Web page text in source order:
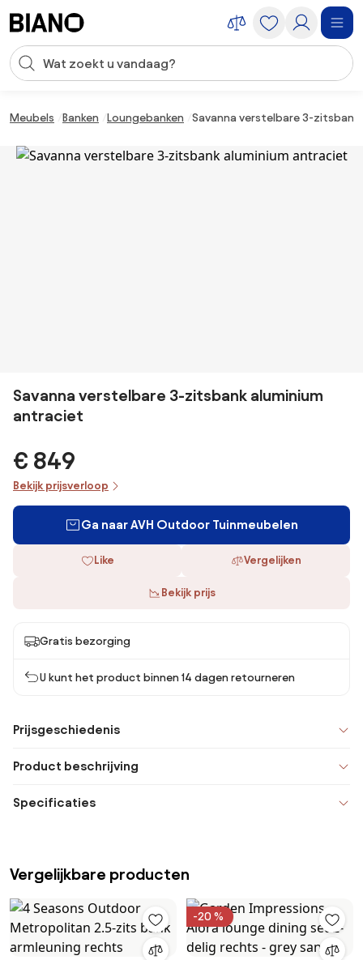
Zoekopdracht invoeren
Meubels Banken Loungebanken Savanna verstelbare 3-
Savanna verstelbare 3-zitsbank aluminium
antraciet
€ 849
Bekijk prijsverloop
Ga naar AVH Outdoor Tuinmeubelen
Like Vergelijken
Bekijk prijs
Gratis bezorging
U kunt het product binnen 14 dagen retourneren
Prijsgeschiedenis
Product beschrijving
Specificaties
Vergelijkbare producten
-20 %